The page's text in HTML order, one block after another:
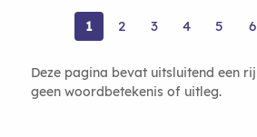
1 2 3 4 5 6
Deze pagina bevat uitsluitend een
geen woordbetekenis of uitleg.